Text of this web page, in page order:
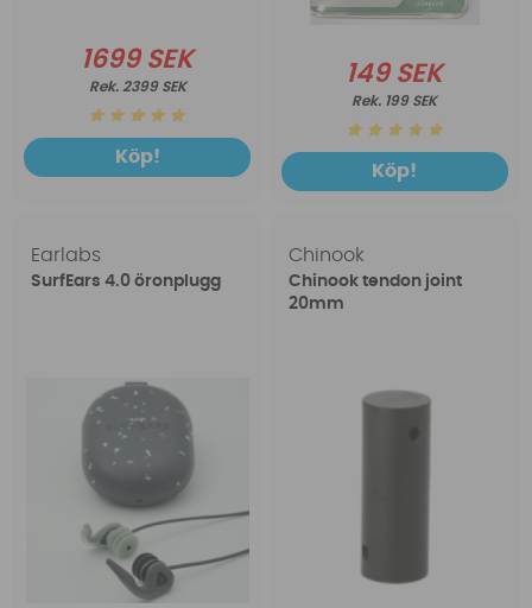
1699 SEK
2399 SEK
Köp!
149 SEK
199 SEK
Köp!
Earlabs
SurfEars 4.0 öronplugg
Chinook
Chinook tendon joint
20mm